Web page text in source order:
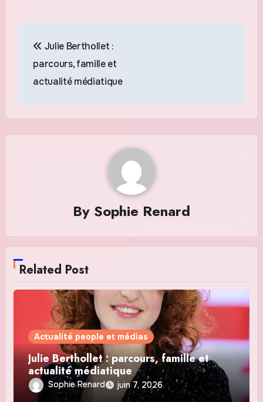
de
l’article
Julie Berthollet :
parcours, famille et
actualité médiatique
By Sophie Renard
Related Post
Actualité people et médias
Julie Berthollet : parcours, famille et
actualité médiatique
Sophie Renard juin 7, 2026